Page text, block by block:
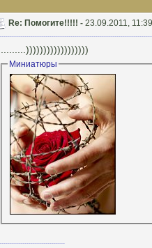
Re: Помогите!!!!! - 23.09.2011, 11:39
...........))))))))))))))))))
Миниатюры